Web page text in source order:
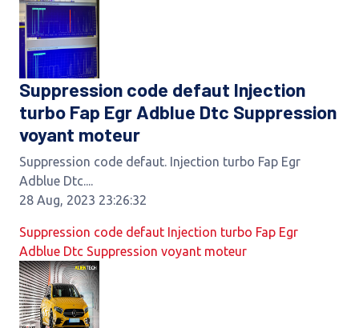
Suppression code defaut Injection
turbo Fap Egr Adblue Dtc Suppression
voyant moteur
Suppression code defaut. Injection turbo Fap Egr
Adblue Dtc....
28 Aug, 2023 23:26:32
Suppression code defaut Injection turbo Fap Egr
Adblue Dtc Suppression voyant moteur